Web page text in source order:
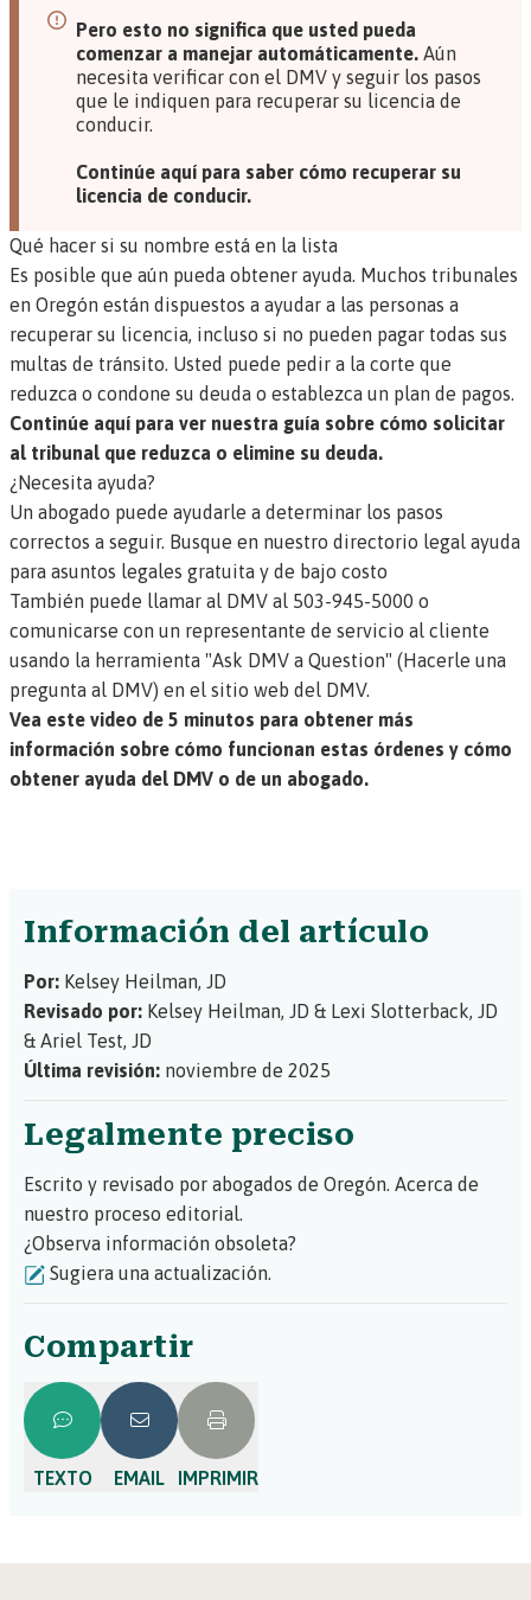
Pero esto no significa que usted pueda
comenzar a manejar automáticamente. Aún
necesita verificar con el DMV y seguir los pasos
que le indiquen para recuperar su licencia de
conducir.
Continúe aquí para saber cómo recuperar su
licencia de conducir.
Qué hacer si su nombre está en la lista
Es posible que aún pueda obtener ayuda. Muchos tribunales
en Oregón están dispuestos a ayudar a las personas a
recuperar su licencia, incluso si no pueden pagar todas sus
multas de tránsito. Usted puede pedir a la corte que
reduzca o condone su deuda o establezca un plan de pagos.
Continúe aquí para ver nuestra guía sobre cómo solicitar
al tribunal que reduzca o elimine su deuda.
¿Necesita ayuda?
Un abogado puede ayudarle a determinar los pasos
correctos a seguir. Busque en nuestro directorio legal ayuda
para asuntos legales gratuita y de bajo costo
También puede llamar al DMV al 503-945-5000 o
comunicarse con un representante de servicio al cliente
usando la herramienta "Ask DMV a Question" (Hacerle una
pregunta al DMV) en el sitio web del DMV.
Vea este video de 5 minutos para obtener más
información sobre cómo funcionan estas órdenes y cómo
obtener ayuda del DMV o de un abogado.
Información del artículo
Por: Kelsey Heilman, JD
Revisado por: Kelsey Heilman, JD & Lexi Slotterback, JD
& Ariel Test, JD
Última revisión: noviembre de 2025
Legalmente preciso
Escrito y revisado por abogados de Oregón. Acerca de
nuestro proceso editorial.
¿Observa información obsoleta?
Sugiera una actualización.
Compartir
TEXTO EMAIL IMPRIMIR